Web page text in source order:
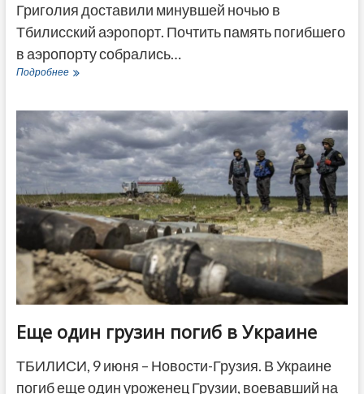
Григолия доставили минувшей ночью в
Тбилисский аэропорт. Почтить память погибшего
в аэропорту собрались…
ПодробнееПогибшего
грузинского
бойца
Георгия
Григолия
похоронят
Абаша
Еще один грузин погиб в Украине
ТБИЛИСИ, 9 июня – Новости-Грузия. В Украине
погиб еще один уроженец Грузии, воевавший на